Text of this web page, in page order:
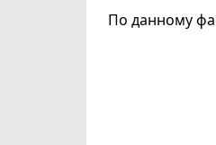
По данному